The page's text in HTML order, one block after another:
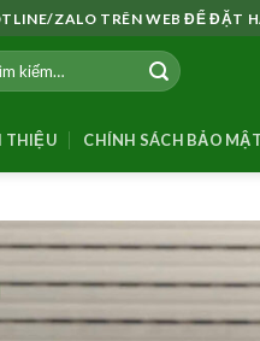
ZALO TRÊN WEB ĐỂ ĐẶT
THIỆU CHÍNH SÁCH BẢO MẬT